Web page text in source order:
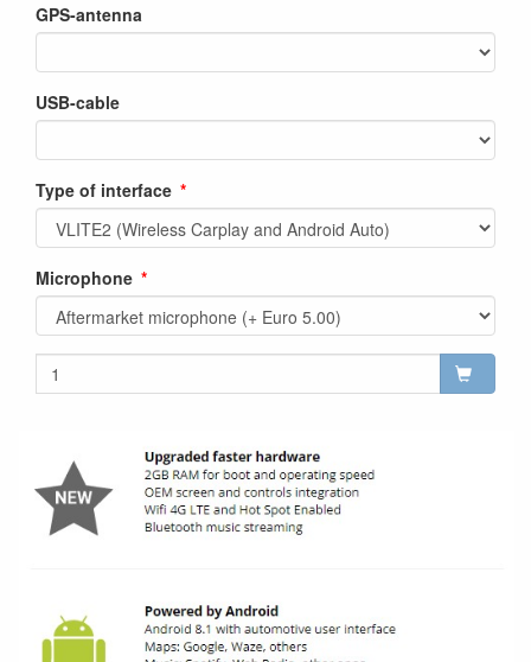
GPS-antenna
USB-cable
Type of interface
Microphone